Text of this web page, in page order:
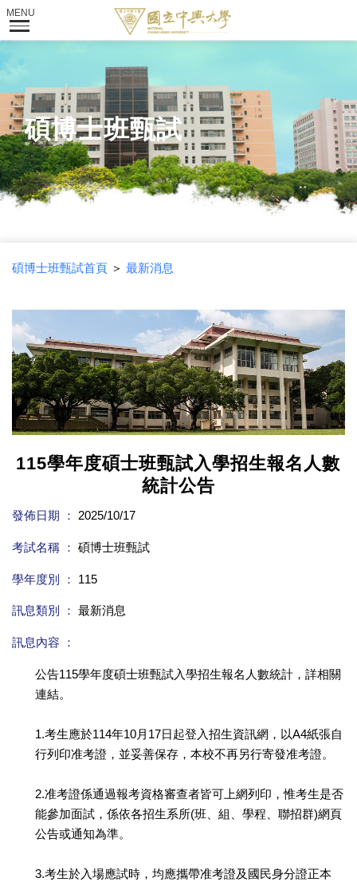
碩博士班甄試
碩博士班甄試首頁＞ 最新消息
115學年度碩士班甄試入學招生報名人數
統計公告
發佈日期 ： 2025/10/17
考試名稱 ： 碩博士班甄試
學年度別 ： 115
訊息類別 ： 最新消息
訊息內容 ：
公告115學年度碩士班甄試入學招生報名人數統計，詳相關
連結。
1.考生應於114年10月17日起登入招生資訊網，以A4紙張自
行列印准考證，並妥善保存，本校不再另行寄發准考證。
2.准考證係通過報考資格審查者皆可上網列印，惟考生是否
能參加面試，係依各招生系所(班、組、學程、聯招群)網頁
公告或通知為準。
3.考生於入場應試時，均應攜帶准考證及國民身分證正本